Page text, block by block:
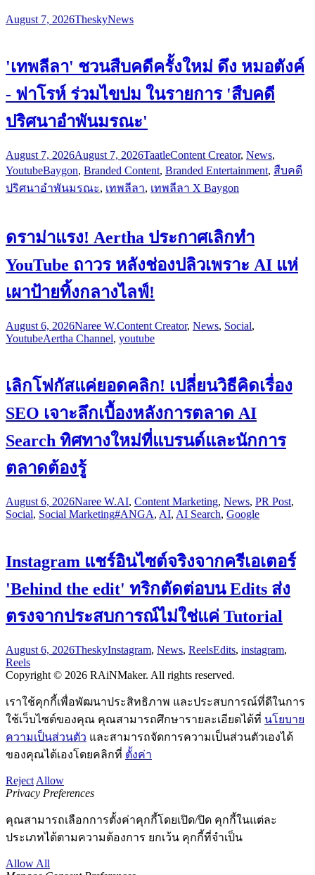
August 7, 2026TheskyNews
'เทพลีลา' ชวนสืบคดีครั้งใหม่ ดึง หมอตังค์
- ฟาโรห์ ร่วมไขปม ในรายการ 'สืบคดี
ปริศนาอำพันมรณะ'
August 7, 2026August 7, 2026TaatleContent Creator, News,
YoutubeBaygon, Branded Content, Branded Entertainment, สืบคดี
ปริศนาอำพันมรณะ, เทพลีลา, เทพลีลา X Baygon
ดราม่าแรง! Aertha ประกาศเลิกทำ
YouTube ถาวร หลังช่องปลิวเพราะ AI แห่
เผาป้ายทิ้งกลางไลฟ์!
August 6, 2026Naree W.Content Creator, News, Social,
YoutubeAertha Channel, youtube
เลิกโฟกัสแค่ยอดคลิก! เปลี่ยนวิธีคิดเรื่อง
SEO เจาะลึกเบื้องหลังการตลาด AI
Search ทิศทางใหม่ที่แบรนด์และนักการ
ตลาดต้องรู้
August 6, 2026Naree W.AI, Content Marketing, News, PR Post,
Social, Social Marketing#ANGA, AI, AI Search, Google
Instagram แชร์อินไซต์จริงจากครีเอเตอร์
'Behind the edit' ทริกตัดต่อบน Edits ส่ง
ตรงจากประสบการณ์ไม่ใช่แค่ Tutorial
August 6, 2026TheskyInstagram, News, ReelsEdits, instagram,
Reels
Copyright © 2026 RAiNMaker. All rights reserved.
เราใช้คุกกี้เพื่อพัฒนาประสิทธิภาพ และประสบการณ์ที่ดีในการ
ใช้เว็บไซต์ของคุณ คุณสามารถศึกษารายละเอียดได้ที่ นโยบาย
ความเป็นส่วนตัว และสามารถจัดการความเป็นส่วนตัวเองได้
ของคุณได้เองโดยคลิกที่ ตั้งค่า
Reject Allow
Privacy Preferences
คุณสามารถเลือกการตั้งค่าคุกกี้โดยเปิด/ปิด คุกกี้ในแต่ละ
ประเภทได้ตามความต้องการ ยกเว้น คุกกี้ที่จำเป็น
Allow All